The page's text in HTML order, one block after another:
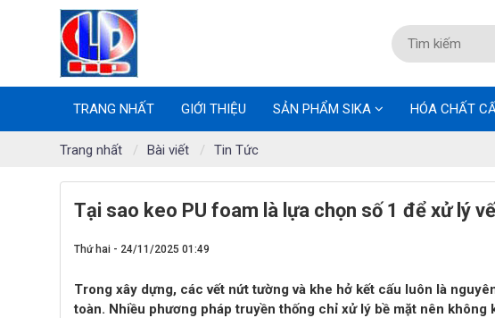
TRANG NHẤT GIỚI THIỆU SẢN PHẨM SIKA HÓA CHẤT
Trang nhất Bài viết Tin Tức
Tại sao keo PU foam là lựa chọn số 1 để xử lý
Thứ hai - 24/11/2025 01:49
Trong xây dựng, các vết nứt tường và khe hở kết cấu luôn là
toàn. Nhiều phương pháp truyền thống chỉ xử lý bề mặt nên